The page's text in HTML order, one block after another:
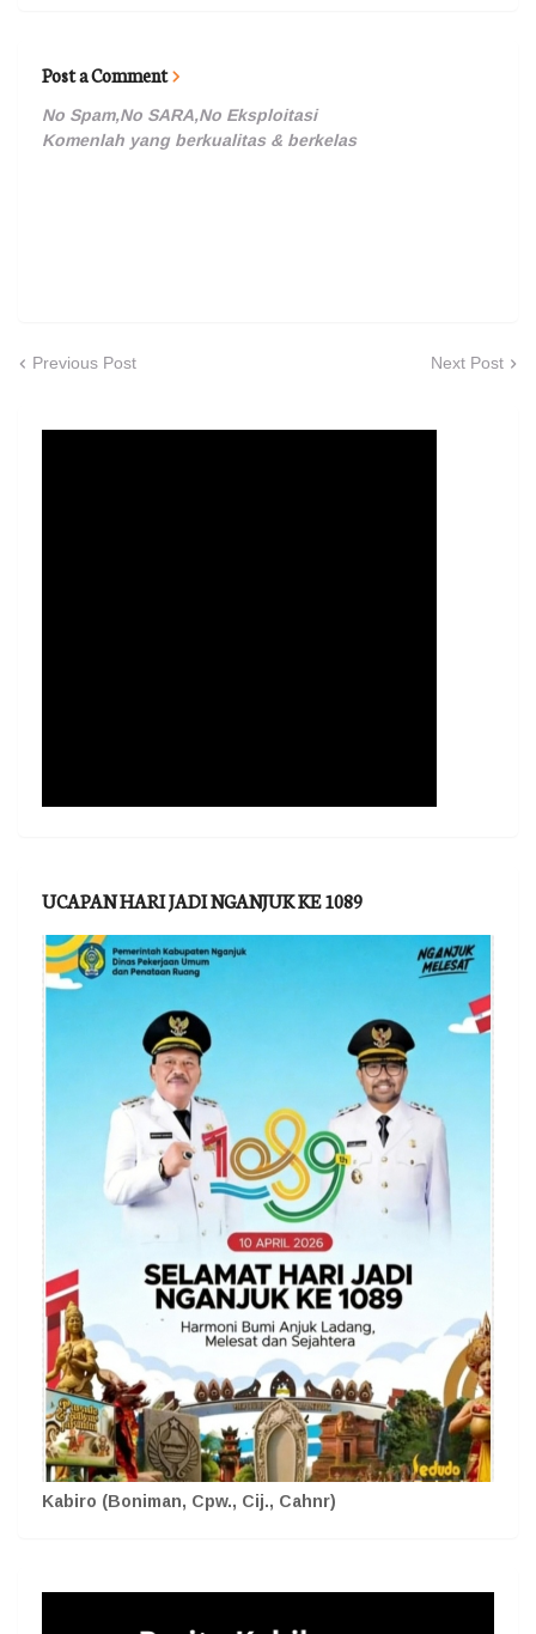
Post a Comment
No Spam,No SARA,No Eksploitasi
Komenlah yang berkualitas & berkelas
Previous Post Next Post
UCAPAN HARI JADI NGANJUK KE 1089
Kabiro (Boniman, Cpw., Cij., Cahnr)